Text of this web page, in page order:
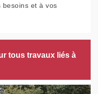
et à vos
tous travaux liés à